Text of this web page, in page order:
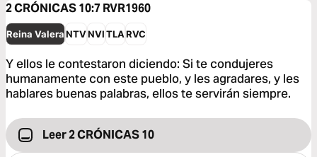
2 CRÓNICAS 10:7 RVR1960
Reina ValeraNTVNVITLARVC
Y ellos le contestaron diciendo: Si te condujeres
humanamente con este pueblo, y les agradares, y les
hablares buenas palabras, ellos te servirán siempre.
Leer 2 CRÓNICAS 10